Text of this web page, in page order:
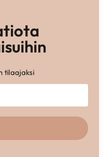
tilaajaksi